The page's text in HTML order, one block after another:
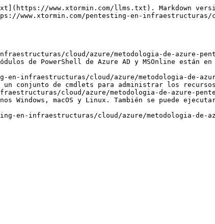
www.xtormin.com/llms.txt). Markdown
www.xtormin.com/pentesting-en-infraestructuras/
cloud/azure/metodologia-de-azure-
de PowerShell de Azure AD y MSOnline
infraestructuras/cloud/azure/metodologia-de-
un conjunto de cmdlets para administrar los
cloud/azure/metodologia-de-azure-
Windows, macOS y Linux. También se puede
en-infraestructuras/cloud/azure/metodologia-de-